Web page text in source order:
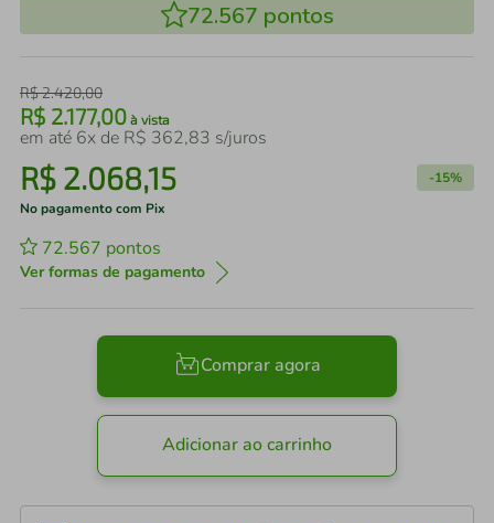
72.567 pontos
R$2.420,00
R$ 2.177,00 à vista
em até 6x de R$ 362,83 s/juros
R$ 2.068,15 -15%
No pagamento com Pix
72.567 pontos
Ver formas de pagamento
Comprar agora
Adicionar ao carrinho